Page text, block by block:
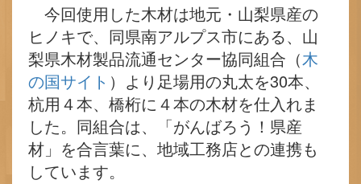
今回使用した木材は地元・山梨県産の
ヒノキで、同県南アルプス市にある、山
梨県木材製品流通センター協同組合（木
の国サイト ）より足場用の丸太を30本、
杭用４本、橋桁に４本の木材を仕入れま
した。同組合は、「がんばろう！県産
材」を合言葉に、地域工務店との連携も
しています。